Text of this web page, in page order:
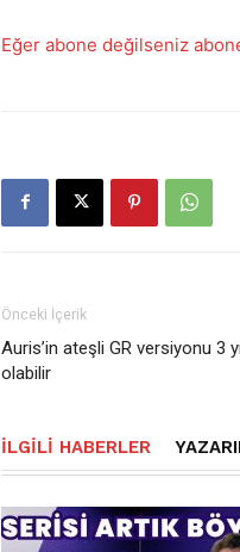
Eğer abone değilseniz
Önceki İçerik
Auris’in ateşli GR versiyonu 3
olabilir
İLGILI HABERLER